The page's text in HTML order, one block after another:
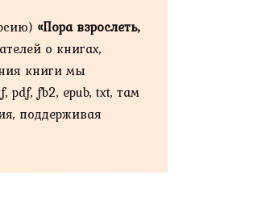
«Пора взрослеть,
о книгах,
книги мы
pdf, fb2, epub, txt, там
поддерживая